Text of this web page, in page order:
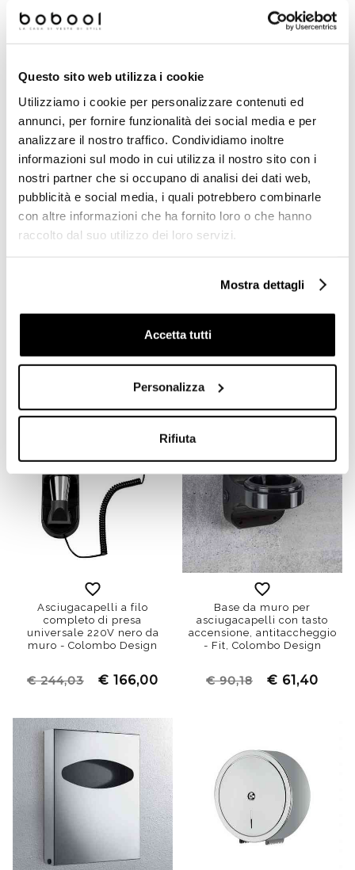
Questo sito web utilizza i cookie
Utilizziamo i cookie per personalizzare contenuti ed
annunci, per fornire funzionalità dei social media e per
analizzare il nostro traffico. Condividiamo inoltre
informazioni sul modo in cui utilizza il nostro sito con i
nostri partner che si occupano di analisi dei dati web,
pubblicità e social media, i quali potrebbero combinarle
con altre informazioni che ha fornito loro o che hanno
raccolto dal suo utilizzo dei loro servizi.
Mostra dettagli
Accetta tutti
Personalizza
Rifiuta
nero 1000W - Fit, Colombo
nero 1800W - Fit, Colombo
Asciugacapelli a filo
completo di presa
universale 220V nero da
muro - Colombo Design
€ 244,03 € 166,00
Base da muro per
asciugacapelli con tasto
accensione, antitaccheggio
- Fit, Colombo Design
€ 90,18 € 61,40